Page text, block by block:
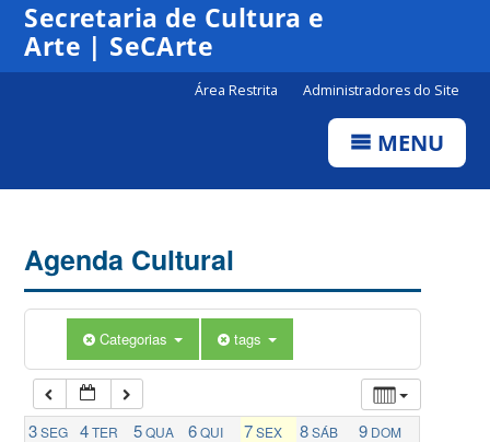
Secretaria de Cultura e
Arte | SeCArte
Área Restrita Administradores do Site
MENU
Agenda Cultural
Categorias tags
3SEG 4TER 5QUA 6QUI 7SEX 8SÁB 9 DOM
1:00
5:00
7:00